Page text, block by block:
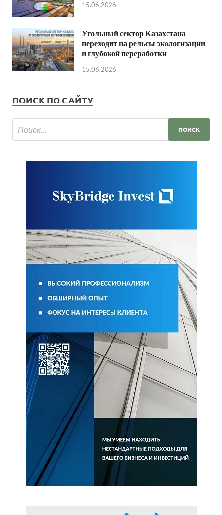
15.06.2026
Угольный сектор Казахстана
переходит на рельсы экологизации
и глубокой переработки
15.06.2026
ПОИСК ПО САЙТУ